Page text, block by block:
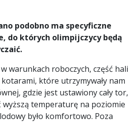
podobno ma specyficzne
do których olimpijczycy będą
warunkach roboczych, część hali
które utrzymywały nam
gdzie jest ustawiony cały tor,
temperaturę na poziomie
było komfortowo. Poza